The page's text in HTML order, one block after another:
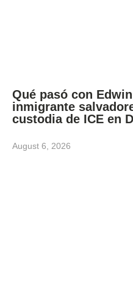
Qué pasó con
inmigrante
custodia de ICE en
August 6, 2026